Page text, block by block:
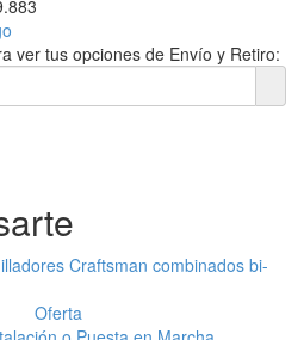
ver tus opciones de Envío y Retiro: